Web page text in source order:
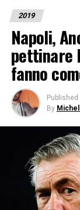
2019
Napoli,
pettinare
fanno
Published
By